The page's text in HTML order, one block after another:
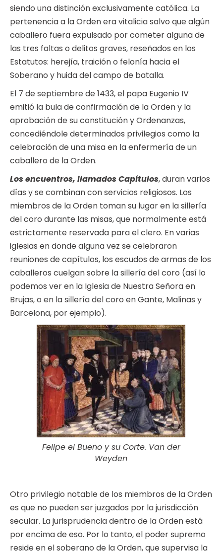
siendo una distinción exclusivamente católica. La
pertenencia a la Orden era vitalicia salvo que algún
caballero fuera expulsado por cometer alguna de
las tres faltas o delitos graves, reseñados en los
Estatutos: herejía, traición o felonía hacia el
Soberano y huida del campo de batalla.
El 7 de septiembre de 1433, el papa Eugenio IV
emitió la bula de confirmación de la Orden y la
aprobación de su constitución y Ordenanzas,
concediéndole determinados privilegios como la
celebración de una misa en la enfermería de un
caballero de la Orden.
Los encuentros, llamados Capítulos, duran varios
días y se combinan con servicios religiosos. Los
miembros de la Orden toman su lugar en la sillería
del coro durante las misas, que normalmente está
estrictamente reservada para el clero. En varias
iglesias en donde alguna vez se celebraron
reuniones de capítulos, los escudos de armas de los
caballeros cuelgan sobre la sillería del coro (así lo
podemos ver en la Iglesia de Nuestra Señora en
Brujas, o en la sillería del coro en Gante, Malinas y
Barcelona, por ejemplo).
Felipe el Bueno y su Corte. Van der
Weyden
Otro privilegio notable de los miembros de la Orden
es que no pueden ser juzgados por la jurisdicción
secular. La jurisprudencia dentro de la Orden está
por encima de eso. Por lo tanto, el poder supremo
reside en el soberano de la Orden, que supervisa la